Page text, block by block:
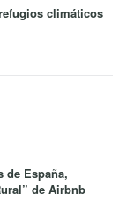
climáticos
de España,
de Airbnb